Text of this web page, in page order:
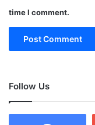
time I comment.
Follow Us